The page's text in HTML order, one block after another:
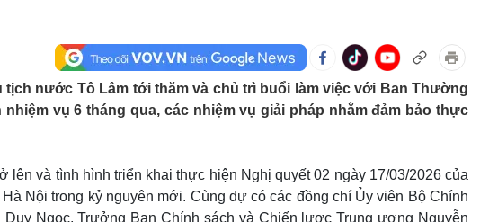
Thể thao
Bóng đá
Lịch thi đấu bóng đá
Hậu trường
Ô tô - Xe máy
Ô tô
Xe máy
Doanh
Thông
Doanh
Doanh
Vì cộng
Văn hóa
Giải trí
Du lịch
tịch nước Tô Lâm tới thăm và chủ trì buổi làm việc với Ban Thường
vụ 6 tháng qua, các nhiệm vụ giải pháp nhằm đảm bảo thực
lên và tình hình triển khai thực hiện Nghị quyết 02 ngày 17/03/2026 của
Nội trong kỷ nguyên mới. Cùng dự có các đồng chí Ủy viên Bộ Chính
Ngọc, Trưởng Ban Chính sách và Chiến lược Trung ương Nguyễn